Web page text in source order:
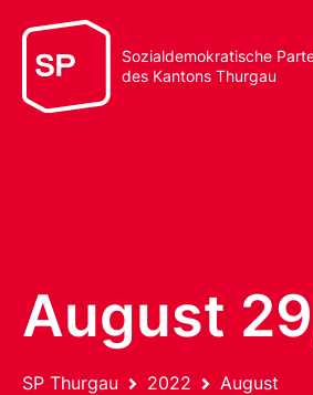
Sozialdemokratische
des Kantons Thurgau
August
SP Thurgau 2022 August